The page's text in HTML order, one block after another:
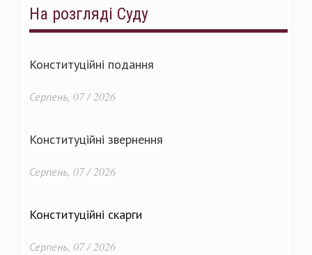
На розгляді Суду
Конституційні подання
Серпень, 07 / 2026
Конституційні звернення
Серпень, 07 / 2026
Конституційні скарги
Серпень, 07 / 2026